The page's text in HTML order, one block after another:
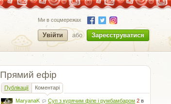
Ми в соцмережах
Увійти або Зареєструватися
Прямий ефір
Публікації Коментарі
MaryanaK Суп з курячим філе і румбамбаром 2 в